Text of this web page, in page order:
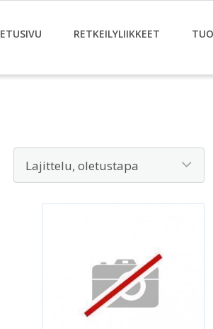
ETUSIVU RETKEILYLIIKKEET